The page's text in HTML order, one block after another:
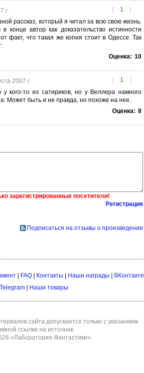
[ 1 ]
г.
рассказ, который я читал за всю свою жизнь.
автор как доказательство истинности
факт, что такая же копия стоит в Одессе. Так
Оценка: 10
[ 1 ]
2007 г.
кого-то из сатириков, но у Веллера намного
Может быть и не правда, но похоже на нее.
Оценка: 8
зарегистрированные посетители!
Регистрация
Подписаться на отзывы о произведении
| FAQ| Контакты | Наши награды | ВКонтакте
Telegram | Наши товары
сайта допускается только с указанием
ссылки на источник.
«Лаборатория Фантастики»